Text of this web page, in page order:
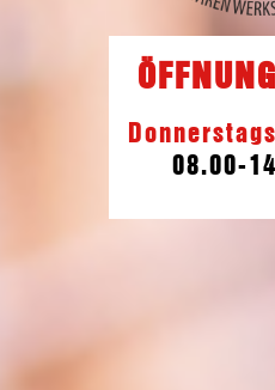
08.00-